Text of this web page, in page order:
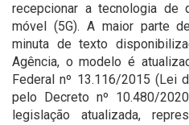
recepcionar a tecnologia de
móvel
(5G). A maior parte
minuta de texto
Agência, o modelo é
Federal nº 13.116/2015 (Lei
pelo
Decreto nº 10.480/2020
legislação atualizada,